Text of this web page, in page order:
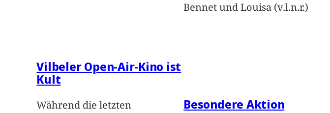
Vilbeler Open-Air-Kino ist
Kult
Während die letzten
Bennet und Louisa (v.l.n.r.)
Besondere Aktion